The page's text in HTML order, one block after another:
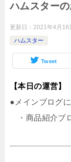
ハムスター
更新日： 2021年4月16
ハムスター
Tweet
【本日の運営】
●メインブログ
・商品紹介ブ